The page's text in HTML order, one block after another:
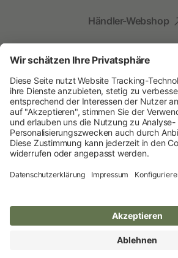
Händler-Webshop
Social Media
Kompetenz für Ihr
Albert Kerbl
© 2026 Albert Kerbl